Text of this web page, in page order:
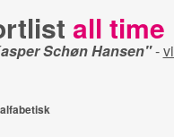
all time
Schøn Hansen"-
alfabetisk